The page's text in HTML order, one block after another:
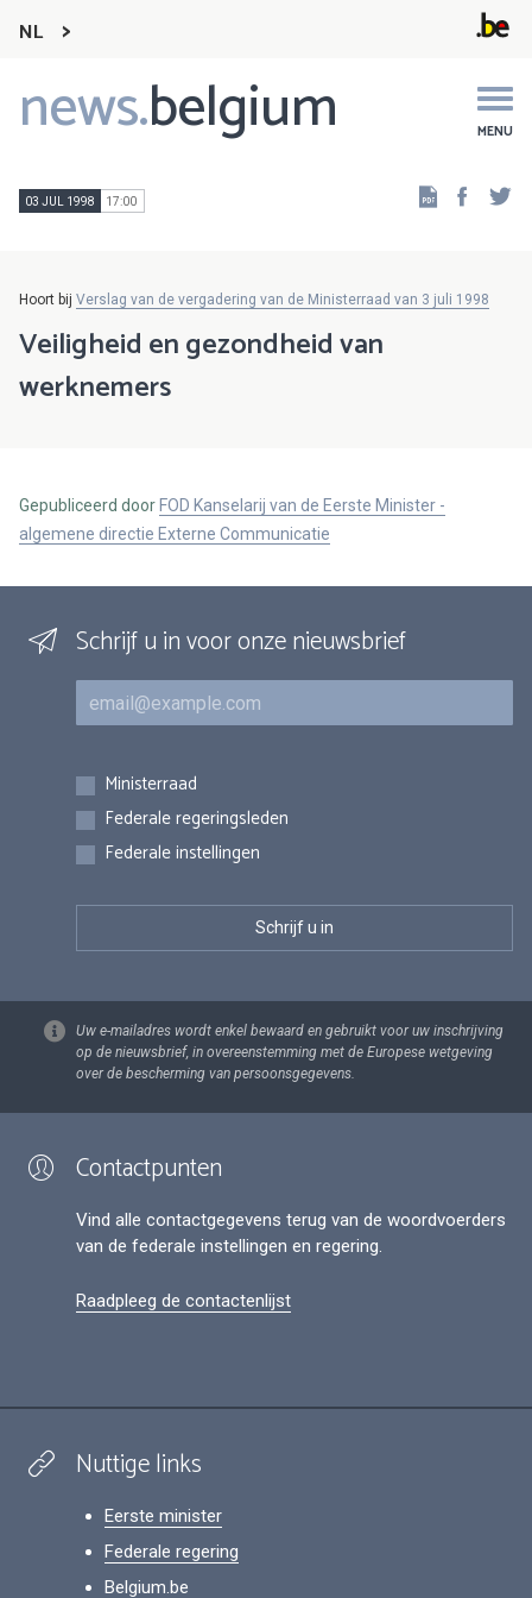
NL
news.belgium MENU
Main
navigation
03 JUL 1998 17:00
Hoort bij Verslag van de vergadering van de Ministerraad van 3 juli 1998
Veiligheid en gezondheid van
werknemers
Gepubliceerd door FOD Kanselarij van de Eerste Minister -
algemene directie Externe Communicatie
Schrijf u in voor onze nieuwsbrief
E-mail
Inschrijvingen
Ministerraad
Federale regeringsleden
Federale instellingen
Uw e-mailadres wordt enkel bewaard en gebruikt voor uw inschrijving
op de nieuwsbrief, in overeenstemming met de Europese wetgeving
over de bescherming van persoonsgegevens.
Contactpunten
Vind alle contactgegevens terug van de woordvoerders
van de federale instellingen en regering.
Raadpleeg de contactenlijst
Nuttige links
Eerste minister
Federale regering
Belgium.be